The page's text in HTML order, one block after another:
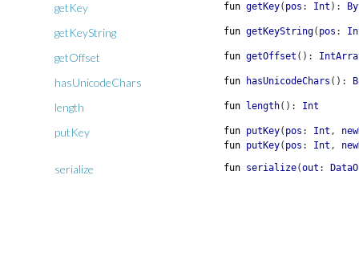
getKey fun getKey( pos : Int ) :
getKeyString fun getKeyString( pos :
getOffset fun getOffset ( ) :
hasUnicodeChars fun hasUnicodeChars ( ) :
length fun length( ) : Int
putKey fun putKey( pos : Int ,
fun putKey( pos : Int ,
serialize fun serialize(out :